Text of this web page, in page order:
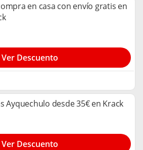
en casa con envío gratis en
Ver Descuento
Ayquechulo desde 35€ en Krack
Ver Descuento